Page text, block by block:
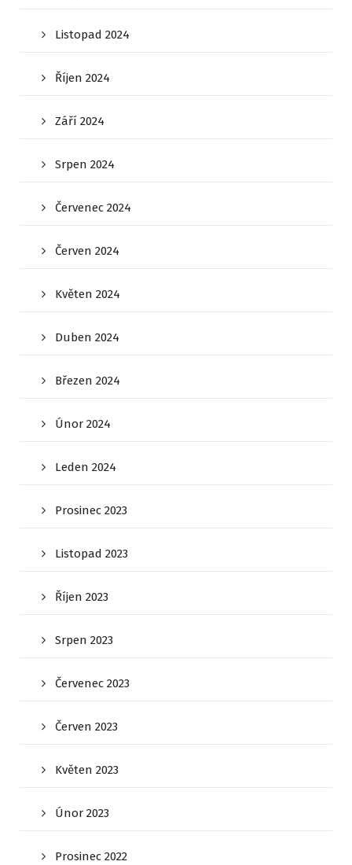
Listopad 2024
Říjen 2024
Září 2024
Srpen 2024
Červenec 2024
Červen 2024
Květen 2024
Duben 2024
Březen 2024
Únor 2024
Leden 2024
Prosinec 2023
Listopad 2023
Říjen 2023
Srpen 2023
Červenec 2023
Červen 2023
Květen 2023
Únor 2023
Prosinec 2022